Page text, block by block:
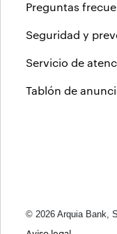
Preguntas
Seguridad y
Servicio de
Tablón de
© 2026 Arquia Bank,